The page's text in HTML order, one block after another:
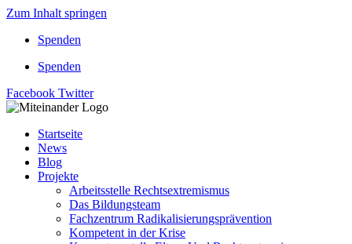
Zum Inhalt springen
Spenden
Spenden
Facebook Twitter
Startseite
News
Blog
Projekte
Arbeitsstelle Rechtsextremismus
Das Bildungsteam
Fachzentrum Radikalisierungsprävention
Kompetent in der Krise